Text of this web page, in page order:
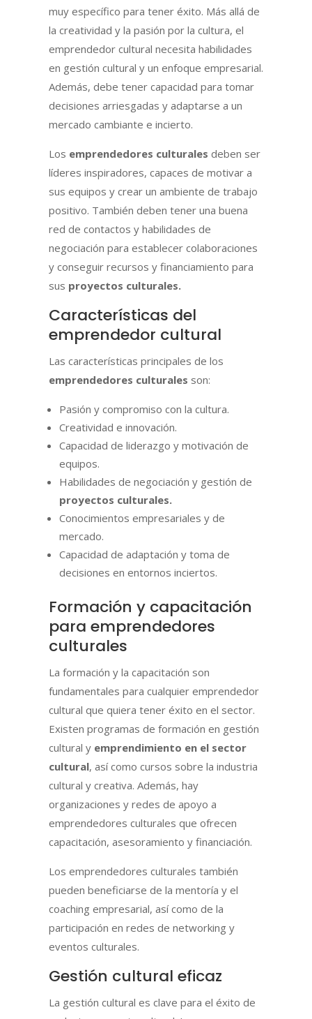
muy específico para tener éxito. Más allá de
la creatividad y la pasión por la cultura, el
emprendedor cultural necesita habilidades
en gestión cultural y un enfoque empresarial.
Además, debe tener capacidad para tomar
decisiones arriesgadas y adaptarse a un
mercado cambiante e incierto.
Los emprendedores culturales deben ser
líderes inspiradores, capaces de motivar a
sus equipos y crear un ambiente de trabajo
positivo. También deben tener una buena
red de contactos y habilidades de
negociación para establecer colaboraciones
y conseguir recursos y financiamiento para
sus proyectos culturales.
Características del
emprendedor cultural
Las características principales de los
emprendedores culturales son:
Pasión y compromiso con la cultura.
Creatividad e innovación.
Capacidad de liderazgo y motivación de
equipos.
Habilidades de negociación y gestión de
proyectos culturales.
Conocimientos empresariales y de
mercado.
Capacidad de adaptación y toma de
decisiones en entornos inciertos.
Formación y capacitación
para emprendedores
culturales
La formación y la capacitación son
fundamentales para cualquier emprendedor
cultural que quiera tener éxito en el sector.
Existen programas de formación en gestión
cultural y emprendimiento en el sector
cultural, así como cursos sobre la industria
cultural y creativa. Además, hay
organizaciones y redes de apoyo a
emprendedores culturales que ofrecen
capacitación, asesoramiento y financiación.
Los emprendedores culturales también
pueden beneficiarse de la mentoría y el
coaching empresarial, así como de la
participación en redes de networking y
eventos culturales.
Gestión cultural eficaz
La gestión cultural es clave para el éxito de